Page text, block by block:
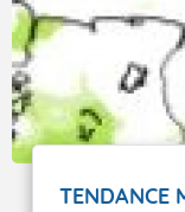
TENDANCE